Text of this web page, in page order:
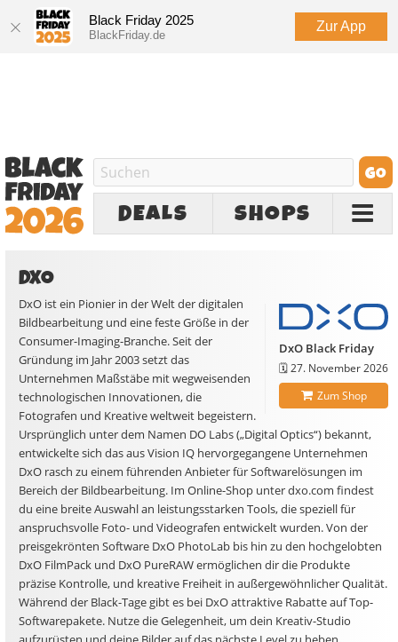
Black Friday 2025
BlackFriday.de
Zur App
DEALS SHOPS
DXO
DxO Black Friday
🗓️27. November 2026
Zum Shop
DxO ist ein Pionier in der Welt der digitalen
Bildbearbeitung und eine feste Größe in der
Consumer-Imaging-Branche. Seit der
Gründung im Jahr 2003 setzt das
Unternehmen Maßstäbe mit wegweisenden
technologischen Innovationen, die
Fotografen und Kreative weltweit begeistern.
Ursprünglich unter dem Namen DO Labs („Digital Optics“) bekannt,
entwickelte sich das aus Vision IQ hervorgegangene Unternehmen
DxO rasch zu einem führenden Anbieter für Softwarelösungen im
Bereich der Bildbearbeitung. Im Online-Shop unter dxo.com findest
du eine breite Auswahl an leistungsstarken Tools, die speziell für
anspruchsvolle Foto- und Videografen entwickelt wurden. Von der
preisgekrönten Software DxO PhotoLab bis hin zu den hochgelobten
DxO FilmPack und DxO PureRAW ermöglichen dir die Produkte
präzise Kontrolle, und kreative Freiheit in außergewöhnlicher Qualität.
Während der Black-Tage gibt es bei DxO attraktive Rabatte auf Top-
Softwarepakete. Nutze die Gelegenheit, um dein Kreativ-Studio